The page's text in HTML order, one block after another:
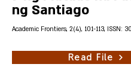
ng Santiago
Academic Frontiers, 2(4), 101-113, ISSN:
Read File